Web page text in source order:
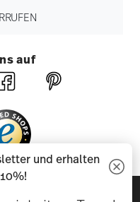
auf
Marken
und erhalten